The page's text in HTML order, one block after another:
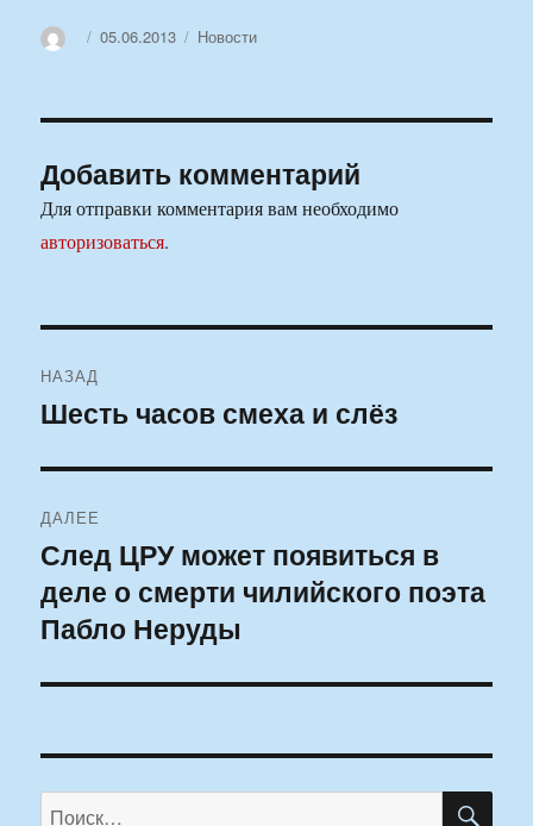
АвторОпубликовано
05.06.2013 Рубрики
Новости
Добавить комментарий
Для отправки комментария вам необходимо
авторизоваться.
по
НАЗАД
Предыдущая
Шесть часов смеха и слёз
ДАЛЕЕ
Следующая
запись:
След ЦРУ может появиться в
деле о смерти чилийского поэта
Пабло Неруды
Искать: